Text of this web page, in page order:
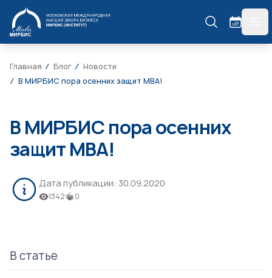
МИРБИС
Главная Блог
Новости
В МИРБИС пора осенних защит MBA!
В МИРБИС пора осенних
защит MBA!
Дата публикации: 30.09.2020
1342 0
В статье